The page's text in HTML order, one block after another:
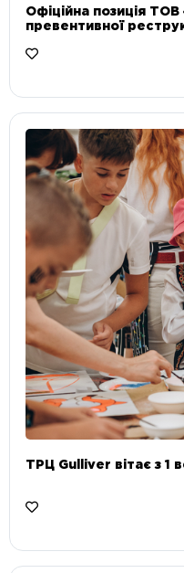
Офіційна позиція
превентивної
ТРЦ Gulliver вітає з 1